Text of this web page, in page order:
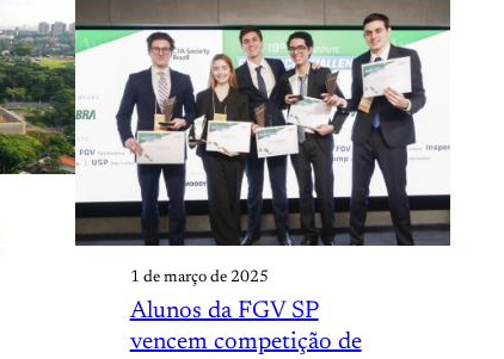
1 de março de 2025
Alunos da FGV SP
vencem competição de